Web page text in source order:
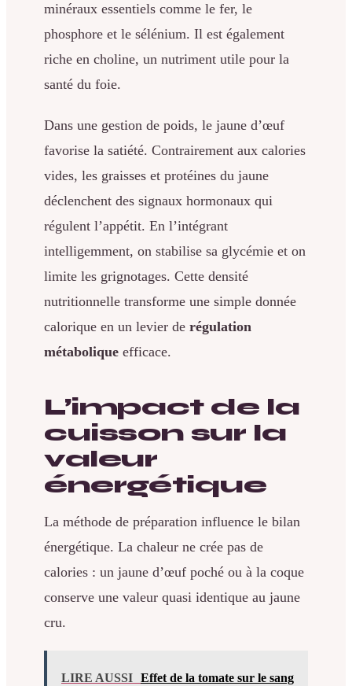
minéraux essentiels comme le fer, le
phosphore et le sélénium. Il est également
riche en choline, un nutriment utile pour la
santé du foie.
Dans une gestion de poids, le jaune d’œuf
favorise la satiété. Contrairement aux calories
vides, les graisses et protéines du jaune
déclenchent des signaux hormonaux qui
régulent l’appétit. En l’intégrant
intelligemment, on stabilise sa glycémie et on
limite les grignotages. Cette densité
nutritionnelle transforme une simple donnée
calorique en un levier de régulation
métabolique efficace.
L’impact de la
cuisson sur la
valeur
énergétique
La méthode de préparation influence le bilan
énergétique. La chaleur ne crée pas de
calories : un jaune d’œuf poché ou à la coque
conserve une valeur quasi identique au jaune
cru.
LIRE AUSSI Effet de la tomate sur le sang